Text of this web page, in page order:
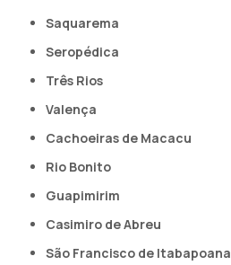
Saquarema
Seropédica
Três Rios
Valença
Cachoeiras de Macacu
Rio Bonito
Guapimirim
Casimiro de Abreu
São Francisco de Itabapoana